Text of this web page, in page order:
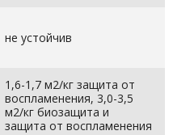
не устойчив
1,6-1,7 м2/кг защита от
воспламенения, 3,0-3,5
м2/кг биозащита и
защита от воспламенения